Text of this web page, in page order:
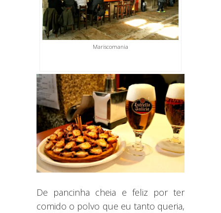
Mariscomania
De pancinha cheia e feliz por ter
comido o polvo que eu tanto queria,